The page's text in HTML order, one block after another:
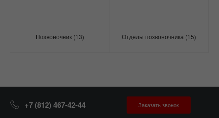
Позвоночник (13) Отделы позвоночника (15)
+7 (812) 467-42-44 Заказать звонок